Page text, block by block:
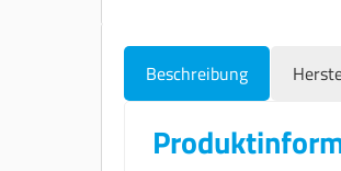
Beschreibung